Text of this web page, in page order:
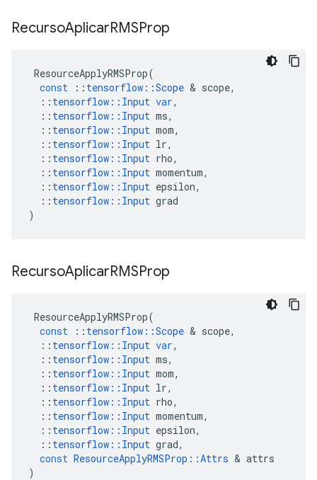
RecursoAplicarRMSProp
ResourceApplyRMSProp(
const
:: tensorflow ::Scope & scope,
:: tensorflow :: Input var,
:: tensorflow :: Input ms,
:: tensorflow :: Input mom,
:: tensorflow :: Input lr,
:: tensorflow :: Input rho,
:: tensorflow :: Input momentum,
:: tensorflow :: Input epsilon,
:: tensorflow :: Input grad
)
RecursoAplicarRMSProp
ResourceApplyRMSProp(
const
:: tensorflow ::Scope & scope,
:: tensorflow :: Input var,
:: tensorflow :: Input ms,
:: tensorflow :: Input mom,
:: tensorflow :: Input lr,
:: tensorflow :: Input rho,
:: tensorflow :: Input momentum,
:: tensorflow :: Input epsilon,
:: tensorflow :: Input grad,
const ResourceApplyRMSProp ::Attrs & attrs
)